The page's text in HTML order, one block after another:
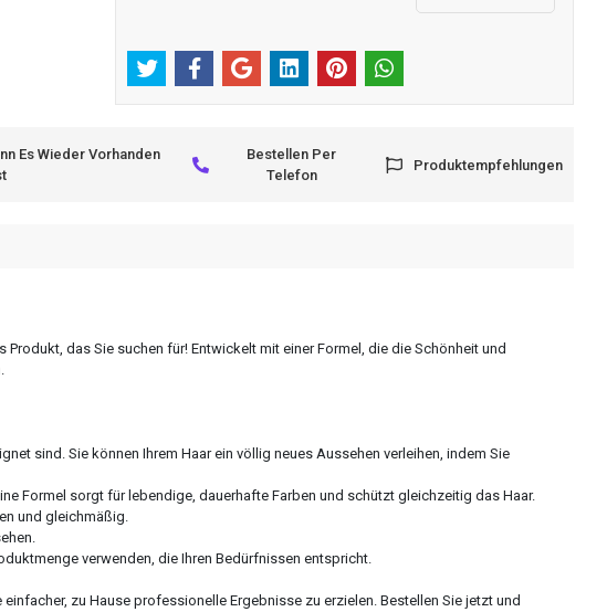
Es Wieder Vorhanden
Bestellen Per
Telefon
Produktempfehlungen
das Sie suchen für! Entwickelt mit einer Formel, die die Schönheit und
sind. Sie können Ihrem Haar ein völlig neues Aussehen verleihen, indem Sie
Formel sorgt für lebendige, dauerhafte Farben und schützt gleichzeitig das Haar.
und gleichmäßig.
verwenden, die Ihren Bedürfnissen entspricht.
zu Hause professionelle Ergebnisse zu erzielen. Bestellen Sie jetzt und